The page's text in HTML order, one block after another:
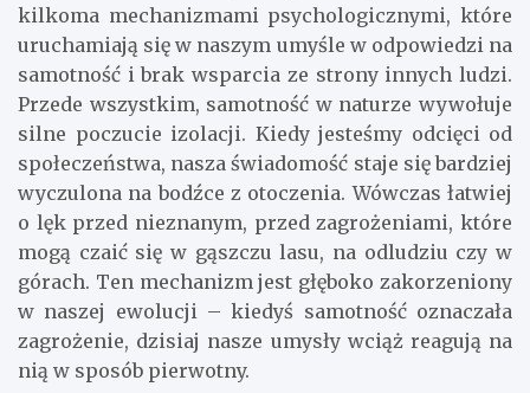
kilkoma mechanizmami psychologicznymi, które
uruchamiają się w naszym umyśle w odpowiedzi na
samotność i brak wsparcia ze strony innych ludzi.
Przede wszystkim, samotność w naturze wywołuje
silne poczucie izolacji. Kiedy jesteśmy odcięci od
społeczeństwa, nasza świadomość staje się bardziej
wyczulona na bodźce z otoczenia. Wówczas łatwiej
o lęk przed nieznanym, przed zagrożeniami, które
mogą czaić się w gąszczu lasu, na odludziu czy w
górach. Ten mechanizm jest głęboko zakorzeniony
w naszej ewolucji – kiedyś samotność oznaczała
zagrożenie, dzisiaj nasze umysły wciąż reagują na
nią w sposób pierwotny.